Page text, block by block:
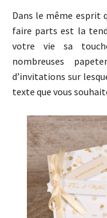
Dans le même esprit
faire parts est la
votre vie sa
nombreuses
d’invitations sur
texte que vous